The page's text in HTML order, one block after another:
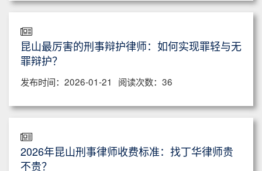
昆山最厉害的刑事辩护律师：如何实现罪轻与无
罪辩护？
发布时间：2026-01-21 阅读次数：36
2026年昆山刑事律师收费标准：找丁华律师贵
不贵？